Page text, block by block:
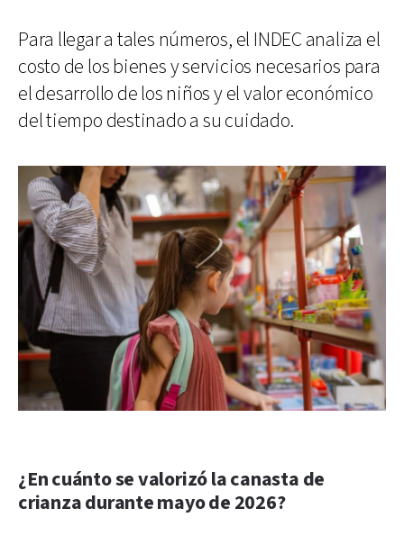
Para llegar a tales números, el INDEC analiza el
costo de los bienes y servicios necesarios para
el desarrollo de los niños y el valor económico
del tiempo destinado a su cuidado.
¿En cuánto se valorizó la canasta de
crianza durante mayo de 2026?